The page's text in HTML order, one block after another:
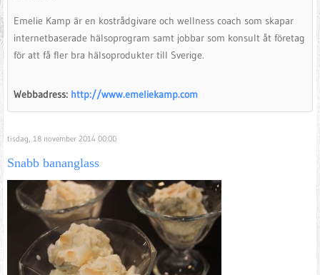
Emelie Kamp är en kostrådgivare och wellness coach som skapar
internetbaserade hälsoprogram samt jobbar som konsult åt företag
för att få fler bra hälsoprodukter till Sverige.
Webbadress: http://www.emeliekamp.com
tisdag, 18 november 2014 00:00
Snabb bananglass